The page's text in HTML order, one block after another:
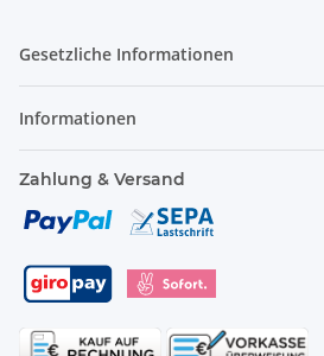
Gesetzliche Informationen
Informationen
Zahlung & Versand